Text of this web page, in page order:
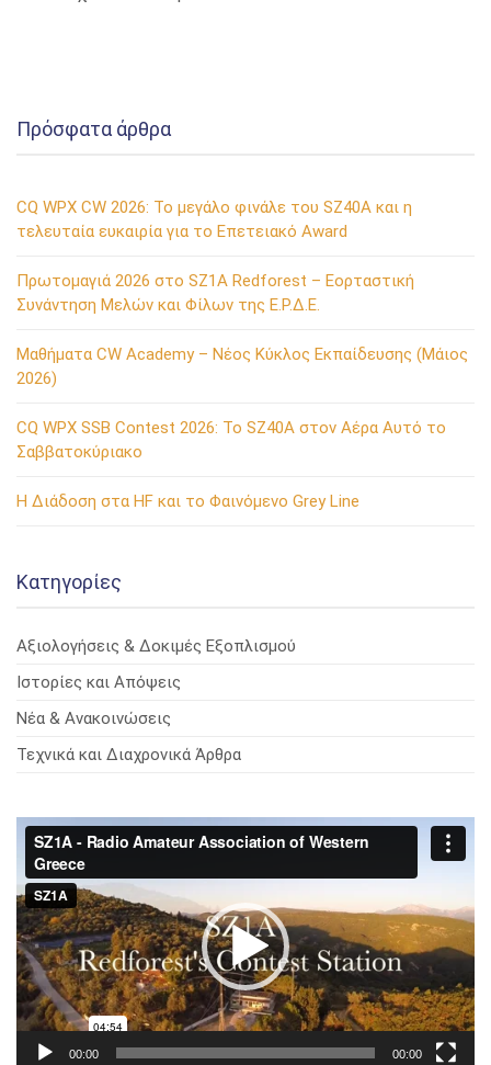
Πρόσφατα άρθρα
CQ WPX CW 2026: Το μεγάλο φινάλε του SZ40A και η
τελευταία ευκαιρία για το Επετειακό Award
Πρωτομαγιά 2026 στο SZ1A Redforest – Εορταστική
Συνάντηση Μελών και Φίλων της Ε.Ρ.Δ.Ε.
Μαθήματα CW Academy – Νέος Κύκλος Εκπαίδευσης (Μάιος
2026)
CQ WPX SSB Contest 2026: Το SZ40A στον Αέρα Αυτό το
Σαββατοκύριακο
Η Διάδοση στα HF και το Φαινόμενο Grey Line
Kατηγορίες
Αξιολογήσεις & Δοκιμές Εξοπλισμού
Ιστορίες και Απόψεις
Νέα & Ανακοινώσεις
Τεχνικά και Διαχρονικά Άρθρα
Πρόγραμμα
Αναπαραγωγής
Βίντεο
00:00 00:00